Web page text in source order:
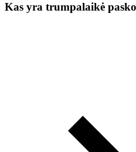
Kas yra trumpalaikė